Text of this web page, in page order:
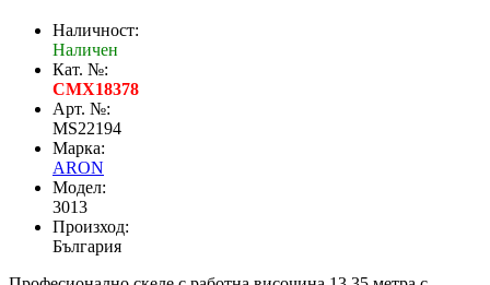
Наличност:
Наличен
Кат. №:
CMX18378
Арт. №:
MS22194
Марка:
ARON
Модел:
3013
Произход:
България